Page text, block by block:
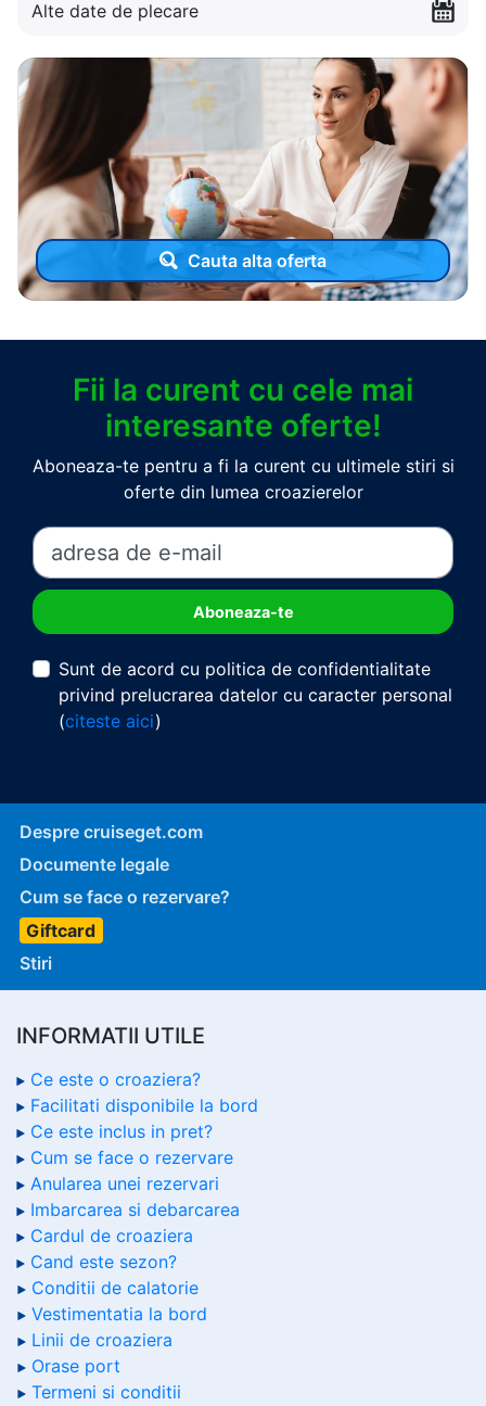
Alte date de plecare
Cauta alta oferta
Fii la curent cu cele mai
interesante oferte!
Aboneaza-te pentru a fi la curent cu ultimele stiri si
oferte din lumea croazierelor
Sunt de acord cu politica de confidentialitate
privind prelucrarea datelor cu caracter personal
(citeste aici)
Despre cruiseget.com
Documente legale
Cum se face o rezervare?
Giftcard
Stiri
INFORMATII UTILE
Ce este o croaziera?
Facilitati disponibile la bord
Ce este inclus in pret?
Cum se face o rezervare
Anularea unei rezervari
Imbarcarea si debarcarea
Cardul de croaziera
Cand este sezon?
Conditii de calatorie
Vestimentatia la bord
Linii de croaziera
Orase port
Termeni si conditii